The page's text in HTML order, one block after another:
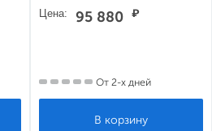
Цена: 95 880 ₽
От 2-х дней